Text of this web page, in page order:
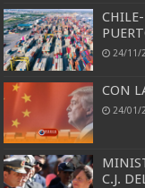
24/11/
CON
24/01/
C.J.